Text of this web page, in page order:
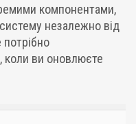
компонентами,
незалежно від
коли ви оновлюєте